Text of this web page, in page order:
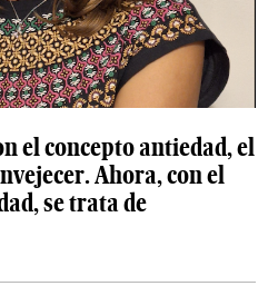
el concepto antiedad, el
Ahora, con el
se trata de